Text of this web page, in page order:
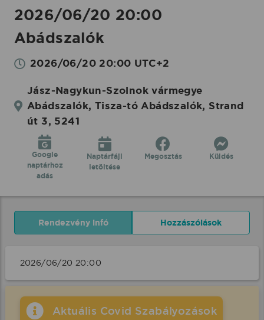
2026/06/20 20:00
Abádszalók
2026/06/20 20:00 UTC+2
Jász-Nagykun-Szolnok vármegye
Abádszalók, Tisza-tó Abádszalók, Strand
út 3, 5241
Google
naptárhoz
adás
Naptárfájl
letöltése
Megosztás Küldés
Rendezvény infó Hozzászólások
2026/06/20 20:00
Aktuális Covid Szabályozások